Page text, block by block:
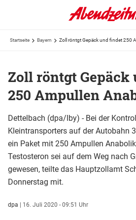
Startseite Bayern Zoll röntgt Gepäck und findet 250
Zoll röntgt Gepäck
250 Ampullen
Dettelbach (dpa/lby) - Bei der
Kleintransporters auf der Autobahn
ein Paket mit 250 Ampullen
Testosteron sei auf dem Weg nach
gewesen, teilte das Hauptzollamt
Donnerstag mit.
dpa | 16. Juli 2020 - 09:51 Uhr